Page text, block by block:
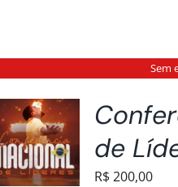
Sem
de
R$200,00